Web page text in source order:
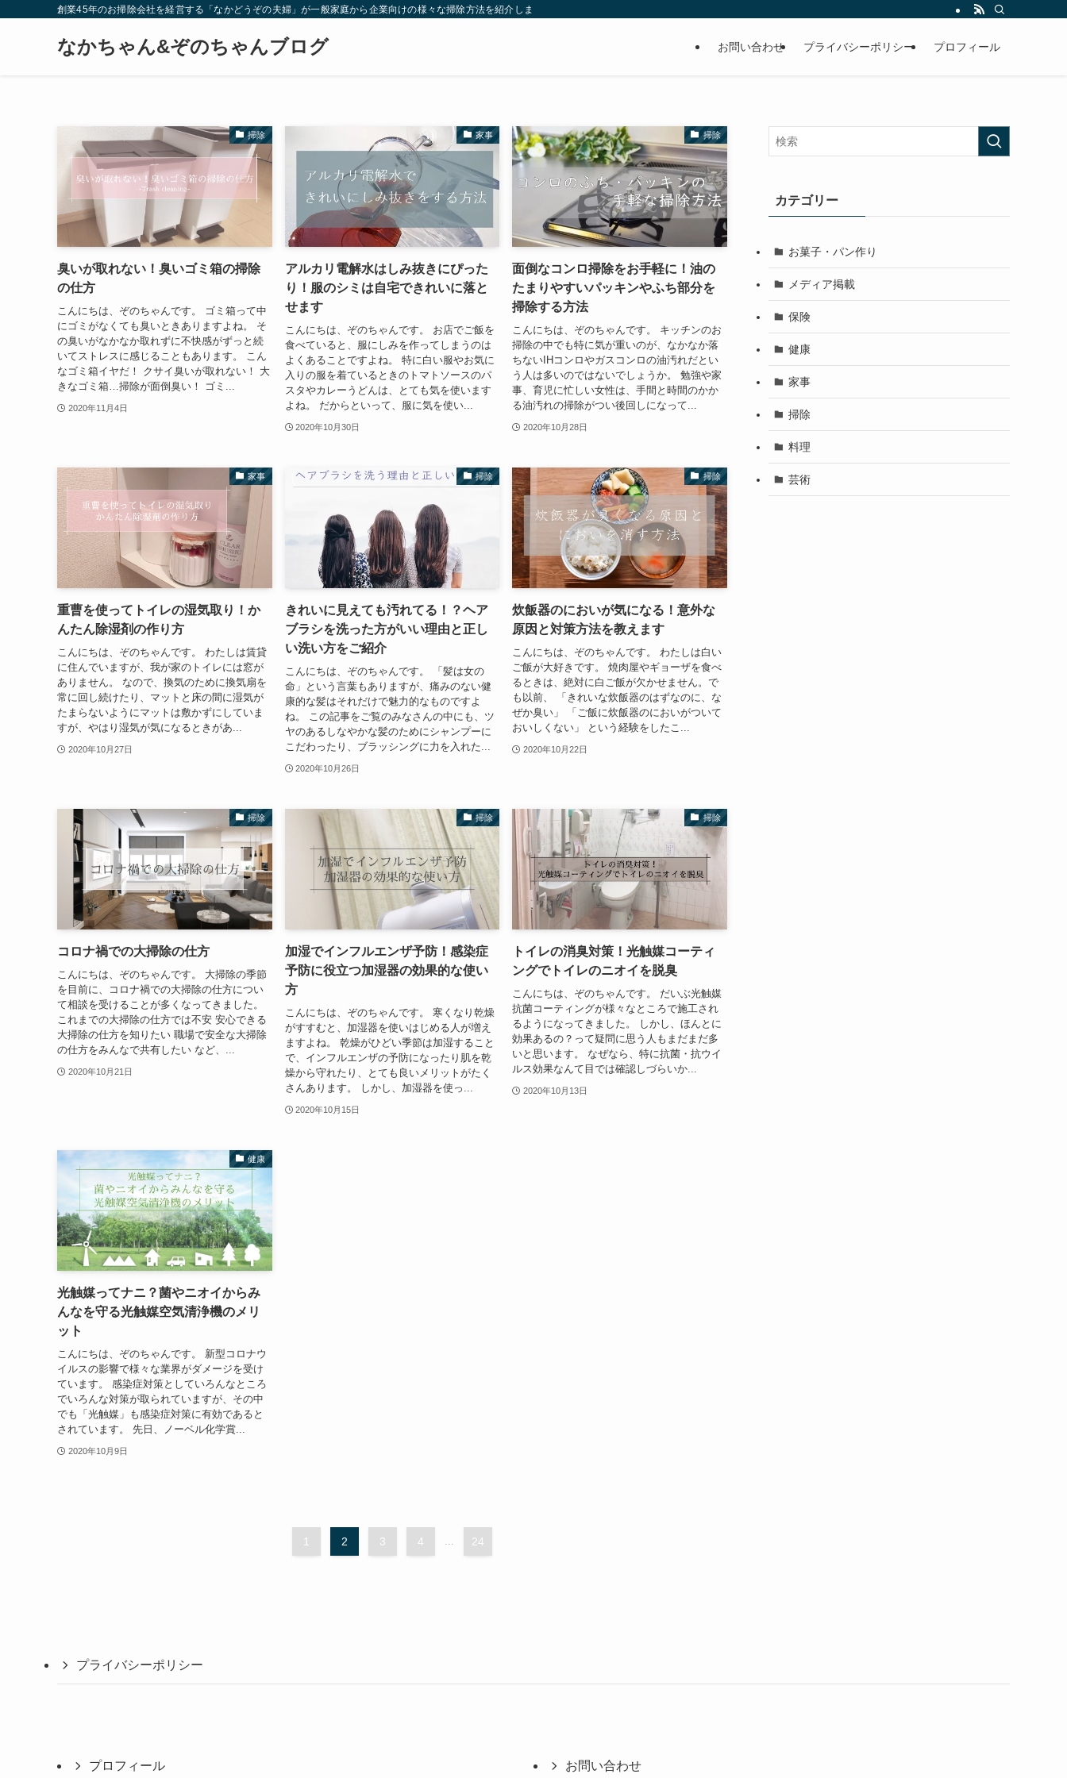
創業45年のお掃除会社を経営する「なかどうぞの夫婦」が一般家庭から企業向けの様々な掃除方法を紹介します。たった数分で終わる掃除方法、長年積み重なった汚れの落とし方、きれいを長く維持するコツなど必見です！
なかちゃん&ぞのちゃんブログ お問い合わせ プライバシーポリシー プロフィール
掃除
臭いが取れない！臭いゴミ箱の掃除
の仕方
こんにちは、ぞのちゃんです。 ゴミ箱って中
にゴミがなくても臭いときありますよね。 そ
の臭いがなかなか取れずに不快感がずっと続
いてストレスに感じることもあります。 こん
なゴミ箱イヤだ！ クサイ臭いが取れない！ 大
きなゴミ箱…掃除が面倒臭い！ ゴミ...
2020年11月4日
家事
アルカリ電解水はしみ抜きにぴった
り！服のシミは自宅できれいに落と
せます
こんにちは、ぞのちゃんです。 お店でご飯を
食べていると、服にしみを作ってしまうのは
よくあることですよね。 特に白い服やお気に
入りの服を着ているときのトマトソースのパ
スタやカレーうどんは、とても気を使います
よね。 だからといって、服に気を使い...
2020年10月30日
掃除
面倒なコンロ掃除をお手軽に！油の
たまりやすいパッキンやふち部分を
掃除する方法
こんにちは、ぞのちゃんです。 キッチンのお
掃除の中でも特に気が重いのが、なかなか落
ちないIHコンロやガスコンロの油汚れだとい
う人は多いのではないでしょうか。 勉強や家
事、育児に忙しい女性は、手間と時間のかか
る油汚れの掃除がつい後回しになって...
2020年10月28日
家事
重曹を使ってトイレの湿気取り！か
んたん除湿剤の作り方
こんにちは、ぞのちゃんです。 わたしは賃貸
に住んでいますが、我が家のトイレには窓が
ありません。 なので、換気のために換気扇を
常に回し続けたり、マットと床の間に湿気が
たまらないようにマットは敷かずにしていま
すが、やはり湿気が気になるときがあ...
2020年10月27日
掃除
きれいに見えても汚れてる！？ヘア
ブラシを洗った方がいい理由と正し
い洗い方をご紹介
こんにちは、ぞのちゃんです。 「髪は女の
命」という言葉もありますが、痛みのない健
康的な髪はそれだけで魅力的なものですよ
ね。 この記事をご覧のみなさんの中にも、ツ
ヤのあるしなやかな髪のためにシャンプーに
こだわったり、ブラッシングに力を入れた...
2020年10月26日
掃除
炊飯器のにおいが気になる！意外な
原因と対策方法を教えます
こんにちは、ぞのちゃんです。 わたしは白い
ご飯が大好きです。 焼肉屋やギョーザを食べ
るときは、絶対に白ご飯が欠かせません。で
も以前、 「きれいな炊飯器のはずなのに、な
ぜか臭い」 「ご飯に炊飯器のにおいがついて
おいしくない」 という経験をしたこ...
2020年10月22日
掃除
コロナ禍での大掃除の仕方
こんにちは、ぞのちゃんです。 大掃除の季節
を目前に、コロナ禍での大掃除の仕方につい
て相談を受けることが多くなってきました。
これまでの大掃除の仕方では不安 安心できる
大掃除の仕方を知りたい 職場で安全な大掃除
の仕方をみんなで共有したい など、...
2020年10月21日
掃除
加湿でインフルエンザ予防！感染症
予防に役立つ加湿器の効果的な使い
方
こんにちは、ぞのちゃんです。 寒くなり乾燥
がすすむと、加湿器を使いはじめる人が増え
ますよね。 乾燥がひどい季節は加湿すること
で、インフルエンザの予防になったり肌を乾
燥から守れたり、とても良いメリットがたく
さんあります。 しかし、加湿器を使っ...
2020年10月15日
掃除
トイレの消臭対策！光触媒コーティ
ングでトイレのニオイを脱臭
こんにちは、ぞのちゃんです。 だいぶ光触媒
抗菌コーティングが様々なところで施工され
るようになってきました。 しかし、ほんとに
効果あるの？って疑問に思う人もまだまだ多
いと思います。 なぜなら、特に抗菌・抗ウイ
ルス効果なんて目では確認しづらいか...
2020年10月13日
健康
光触媒ってナニ？菌やニオイからみ
んなを守る光触媒空気清浄機のメリ
ット
こんにちは、ぞのちゃんです。 新型コロナウ
イルスの影響で様々な業界がダメージを受け
ています。 感染症対策としていろんなところ
でいろんな対策が取られていますが、その中
でも「光触媒」も感染症対策に有効であると
されています。 先日、ノーベル化学賞...
2020年10月9日
1 2 3 4 24
カテゴリー
お菓子・パン作り
メディア掲載
保険
健康
家事
掃除
料理
芸術
プライバシーポリシー
プロフィール お問い合わせ